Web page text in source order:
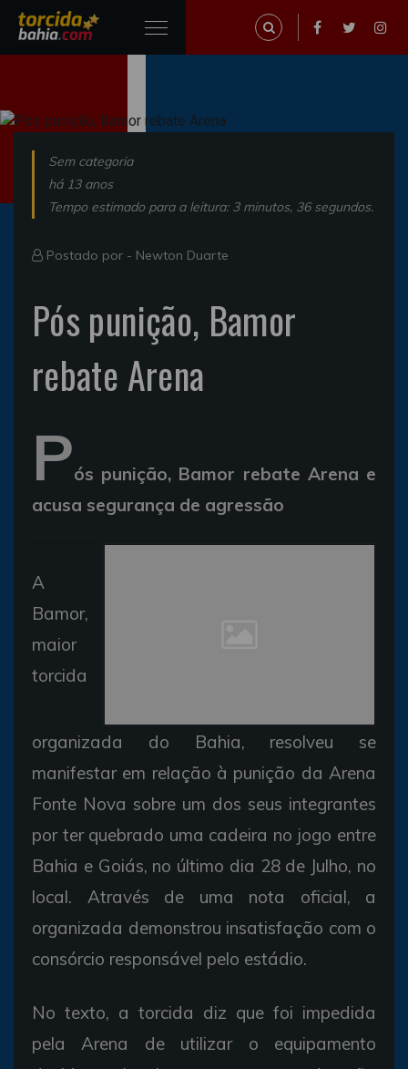
Sem categoria
há 13 anos
Tempo estimado para a leitura: 3 minutos, 36 segundos.
Postado por - Newton Duarte
Pós punição, Bamor
rebate Arena
Pós punição, Bamor rebate Arena e
acusa segurança de agressão
A
Bamor,
maior
torcida
organizada do Bahia, resolveu se
manifestar em relação à punição da Arena
Fonte Nova sobre um dos seus integrantes
por ter quebrado uma cadeira no jogo entre
Bahia e Goiás, no último dia 28 de Julho, no
local. Através de uma nota oficial, a
organizada demonstrou insatisfação com o
consórcio responsável pelo estádio.
No texto, a torcida diz que foi impedida
pela Arena de utilizar o equipamento